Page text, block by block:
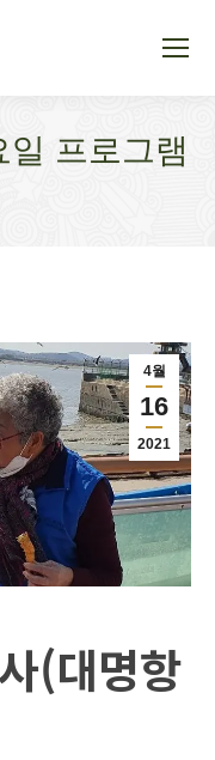
일 프로그램
4월
16
2021
(대명항